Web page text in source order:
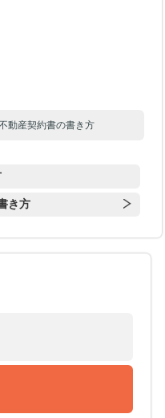
動産契約書の書き方
き方